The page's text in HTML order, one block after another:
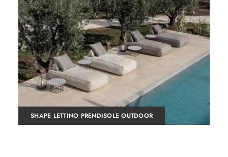
SHAPE LETTINO PRENDISOLE OUTDOOR